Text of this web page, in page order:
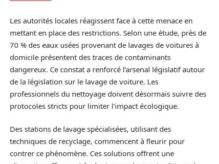
Les autorités locales réagissent face à cette menace en
mettant en place des restrictions. Selon une étude, près de
70 % des eaux usées provenant de lavages de voitures à
domicile présentent des traces de contaminants
dangereux. Ce constat a renforcé l’arsenal législatif autour
de la législation sur le lavage de voiture. Les
professionnels du nettoyage doivent désormais suivre des
protocoles stricts pour limiter l’impact écologique.
Des stations de lavage spécialisées, utilisant des
techniques de recyclage, commencent à fleurir pour
contrer ce phénomène. Ces solutions offrent une